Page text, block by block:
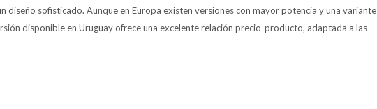
diseño sofisticado. Aunque en Europa existen versiones con mayor potencia y una variante
disponible en Uruguay ofrece una excelente relación precio-producto, adaptada a las